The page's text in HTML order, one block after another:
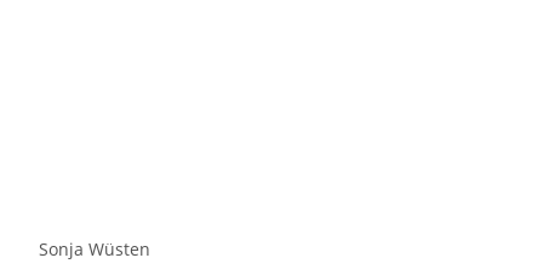
Sonja Wüsten